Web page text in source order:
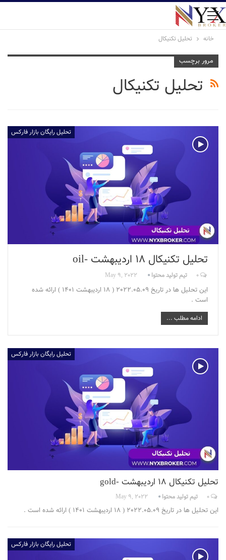
خانه تحلیل تکنیکال
مرور برچسب
تحلیل تکنیکال
تحلیل رایگان بازار فارکس
تحلیل تکنیکال 18 اردیبهشت -oil
تیم تولید محتوا May 9, 2022
این تحلیل ها در تاریخ 2022.05.09 ( 18 اردیبهشت 1401 ) ارائه شده
است .
ادامه مطلب ...
تحلیل رایگان بازار فارکس
تحلیل تکنیکال 18 اردیبهشت -gold
تیم تولید محتوا May 9, 2022
این تحلیل ها در تاریخ 2022.05.09 ( 18 اردیبهشت 1401 ) ارائه شده است .
تحلیل رایگان بازار فارکس